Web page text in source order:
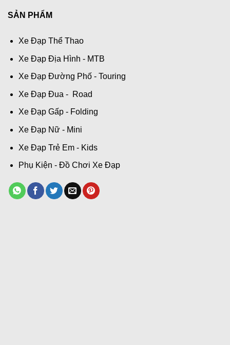
SẢN PHẨM
Xe Đạp Thể Thao
Xe Đạp Địa Hình - MTB
Xe Đạp Đường Phố - Touring
Xe Đạp Đua - Road
Xe Đạp Gấp - Folding
Xe Đạp Nữ - Mini
Xe Đạp Trẻ Em - Kids
Phụ Kiện - Đồ Chơi Xe Đạp